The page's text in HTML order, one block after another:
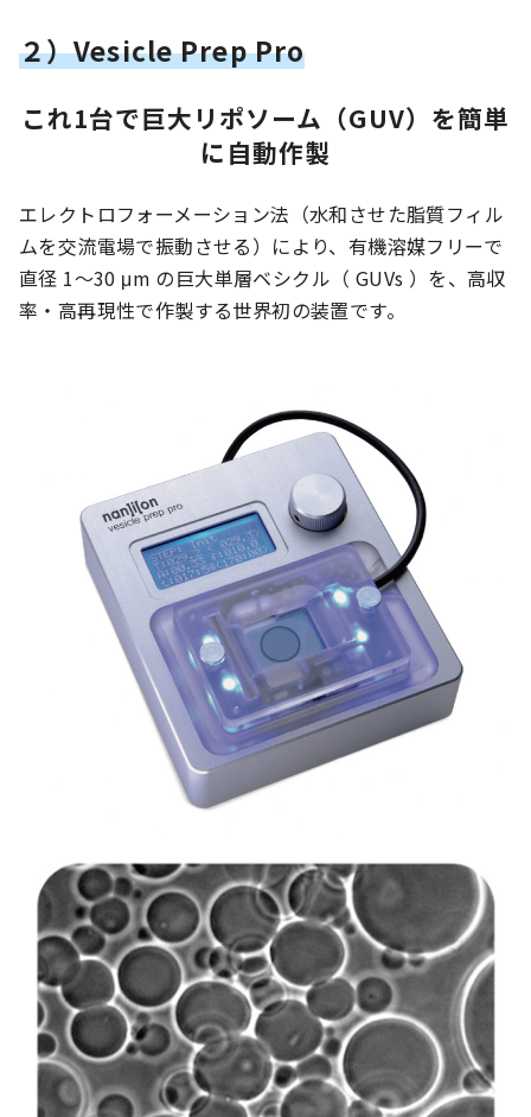
２）Vesicle Prep Pro
これ1台で巨大リポソーム（GUV）を簡単
に自動作製
エレクトロフォーメーション法（水和させた脂質フィル
ムを交流電場で振動させる）により、有機溶媒フリーで
直径 1～30 μm の巨大単層ベシクル（ GUVs ）を、高収
率・高再現性で作製する世界初の装置です。